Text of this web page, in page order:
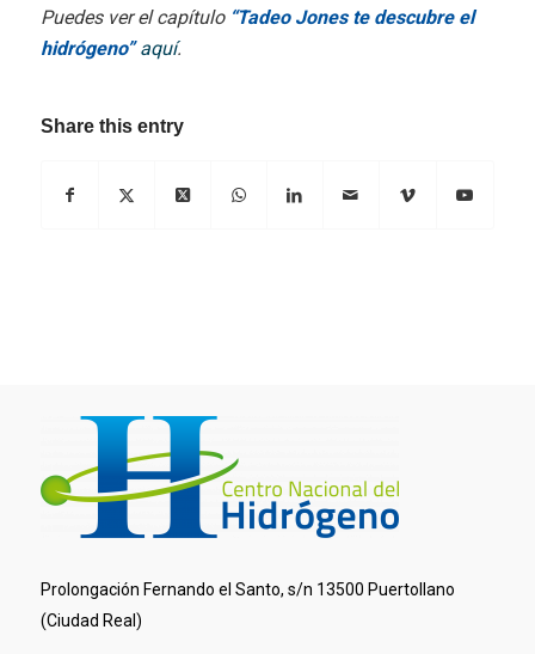
Puedes ver el capítulo “Tadeo Jones te descubre el
hidrógeno” aquí.
Share this entry
Prolongación Fernando el Santo, s/n 13500 Puertollano
(Ciudad Real)